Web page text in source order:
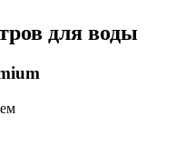
для воды